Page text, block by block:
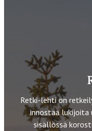
Retki-lehti on
innostaa lukijoita
sisällössä